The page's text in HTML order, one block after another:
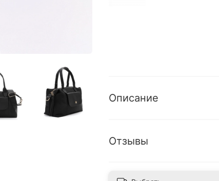
Описание
Отзывы